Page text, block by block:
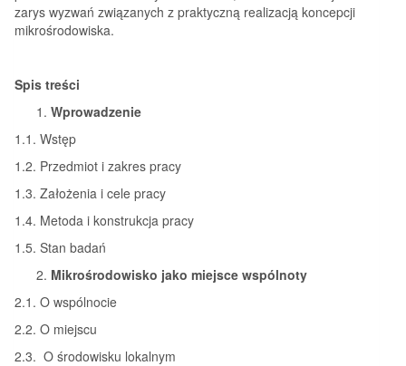
zarys wyzwań związanych z praktyczną realizacją koncepcji
mikrośrodowiska.
Spis treści
Wprowadzenie
1.1. Wstęp
1.2. Przedmiot i zakres pracy
1.3. Założenia i cele pracy
1.4. Metoda i konstrukcja pracy
1.5. Stan badań
Mikrośrodowisko jako miejsce wspólnoty
2.1. O wspólnocie
2.2. O miejscu
2.3. O środowisku lokalnym